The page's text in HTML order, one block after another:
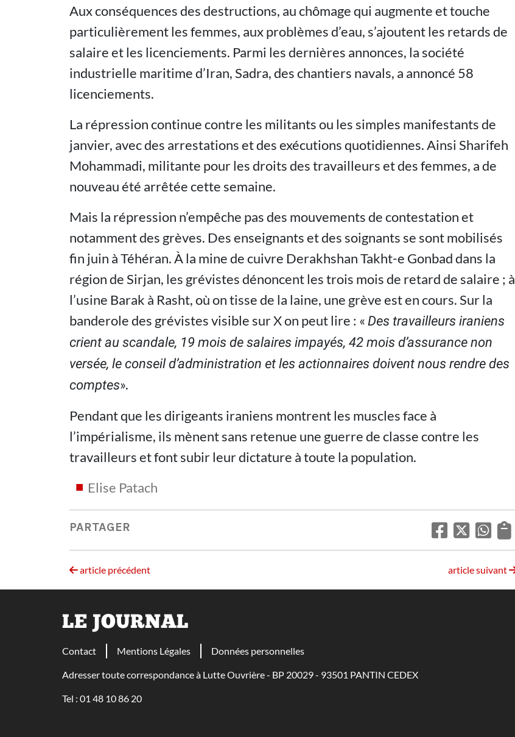
Aux conséquences des destructions, au chômage qui augmente et touche
particulièrement les femmes, aux problèmes d’eau, s’ajoutent les retards de
salaire et les licenciements. Parmi les dernières annonces, la société
industrielle maritime d’Iran, Sadra, des chantiers navals, a annoncé 58
licenciements.
La répression continue contre les militants ou les simples manifestants de
janvier, avec des arrestations et des exécutions quotidiennes. Ainsi Sharifeh
Mohammadi, militante pour les droits des travailleurs et des femmes, a de
nouveau été arrêtée cette semaine.
Mais la répression n’empêche pas des mouvements de contestation et
notamment des grèves. Des enseignants et des soignants se sont mobilisés
fin juin à Téhéran. À la mine de cuivre Derakhshan Takht-e Gonbad dans la
région de Sirjan, les grévistes dénoncent les trois mois de retard de salaire ; à
l’usine Barak à Rasht, où on tisse de la laine, une grève est en cours. Sur la
banderole des grévistes visible sur X on peut lire : « Des travailleurs iraniens
crient au scandale, 19 mois de salaires impayés, 42 mois d’assurance non
versée, le conseil d’administration et les actionnaires doivent nous rendre des
comptes».
Pendant que les dirigeants iraniens montrent les muscles face à
l’impérialisme, ils mènent sans retenue une guerre de classe contre les
travailleurs et font subir leur dictature à toute la population.
Elise Patach
PARTAGER
article précédent article suivant
LE JOURNAL
Contact Mentions Légales Données personnelles
Adresser toute correspondance à Lutte Ouvrière - BP 20029 - 93501 PANTIN CEDEX
Tel : 01 48 10 86 20